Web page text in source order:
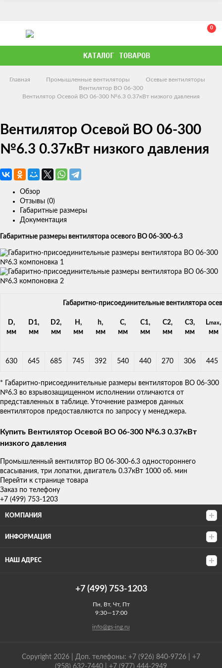
0
КАТАЛОГ ТОВАРОВ
Главная Промышленные вентиляторы
Осевые вентиляторы
Вентилятор ВО 06-300
Вентилятор Осевой ВО 06-300 №6.3 0.37кВт низкого давления
Вентилятор Осевой ВО 06-300
№6.3 0.37кВт низкого давления
Обзор
Отзывы (0)
Габаритные размеры
Документация
Габаритные размеры вентилятора осевого ВО 06-300-6.3
Габаритно-присоединительные вентилятора
D,
мм
D1,
мм
D2,
мм
H,
мм
h,
мм
C,
мм
C1,
мм
C2,
мм
C3,
мм
Lmax,
мм
630 645 685 745 392 540 440 270 306 445
* Габаритно-присоединительные размеры вентиляторов ВО 06-300
№6.3 во взрывозащищенном исполнении отличаются от
представленных в таблице. Уточнение размеров данных
вентиляторов предоставляются по запросу у менеджера.
Купить Вентилятор Осевой ВО 06-300 №6.3 0.37кВт
низкого давления
Промышленный вентилятор ВО 06-300-6.3 одностороннего
всасывания, три лопатки, двигатель 0.37кВт 1000 об. мин
Перейти к странице товара
Заказ по телефону
+7 (499) 753-1203
КОМПАНИЯ
ИНФОРМАЦИЯ
НАШ АДРЕС
+7 (499) 753-1203
Пн, Вт, Чт, Пт
9:30—17:00
info@gs-ing.ru
Copyright 2026 | Доп. телефоны: +7 (926) 840-9726 | +7
(958) 632-7440 | +7 (977) 444-2949